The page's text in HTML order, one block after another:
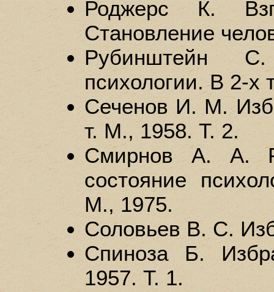
Роджерс К.
Становление
Рубинштейн
психологии. В 2-х
Сеченов И. М.
т. М., 1958. Т. 2.
Смирнов А. А.
состояние
М., 1975.
Соловьев В. С.
Спиноза Б.
1957. Т. 1.